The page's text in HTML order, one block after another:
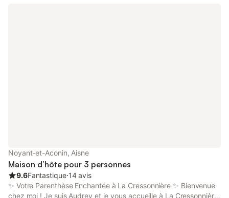
Noyant-et-Aconin, Aisne
Maison d’hôte pour 3 personnes
9.6Fantastique⋅14 avis
✨ Votre Parenthèse Enchantée à La Cressonnière ✨ Bienvenue
chez moi ! Je suis Audrey et je vous accueille à La Cressonnière,